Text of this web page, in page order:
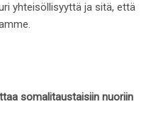
yhteisöllisyyttä ja sitä, että
somalitaustaisiin nuoriin